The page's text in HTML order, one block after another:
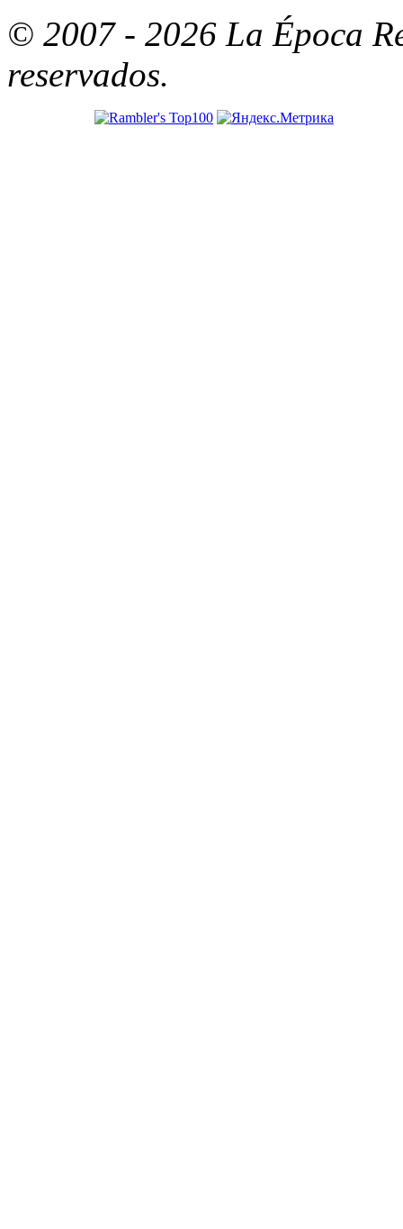
© 2007 - 2026 La Época
reservados.